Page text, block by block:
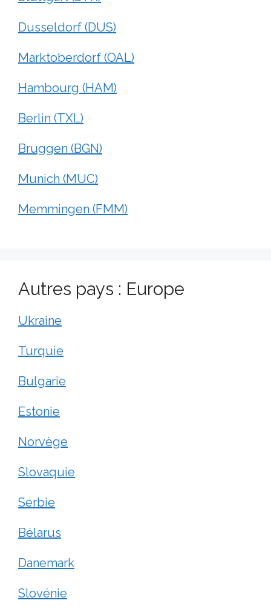
Dusseldorf (DUS)
Marktoberdorf (OAL)
Hambourg (HAM)
Berlin (TXL)
Bruggen (BGN)
Munich (MUC)
Memmingen (FMM)
Autres pays : Europe
Ukraine
Turquie
Bulgarie
Estonie
Norvège
Slovaquie
Serbie
Bélarus
Danemark
Slovénie